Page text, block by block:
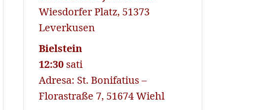
Wiesdorfer Platz, 51373
Leverkusen
Bielstein
12:30 sati
Adresa: St. Bonifatius –
Florastraße 7, 51674 Wiehl